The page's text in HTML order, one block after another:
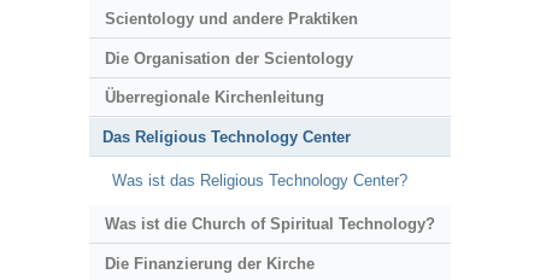
Scientology und andere Praktiken
Die Organisation der Scientology
Überregionale Kirchenleitung
Das Religious Technology Center
Was ist das Religious Technology Center?
Was ist die Church of Spiritual Technology?
Die Finanzierung der Kirche